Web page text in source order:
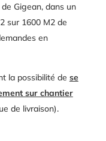
Gigean, dans un
sur 1600 M2 de
en
la possibilité de se
sur chantier
de livraison).